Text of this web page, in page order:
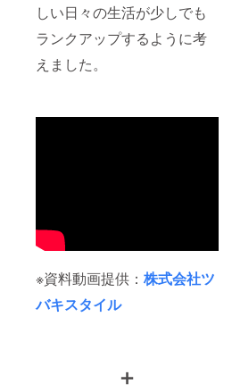
しい日々の生活が少しでも
ランクアップするように考
えました。
※資料動画提供： 株式会社ツ
バキスタイル
＋